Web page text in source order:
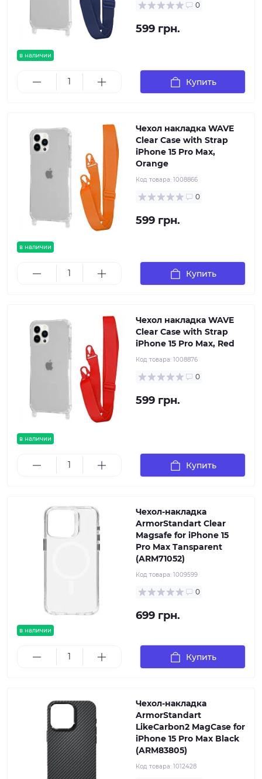
в наличии
0
599 грн.
Купить
в наличии
Чехол накладка WAVE
Clear Case with Strap
iPhone 15 Pro Max,
Orange
Код товара: 1008866
0
599 грн.
Купить
в наличии
Чехол накладка WAVE
Clear Case with Strap
iPhone 15 Pro Max, Red
Код товара: 1008876
0
599 грн.
Купить
в наличии
Чехол-накладка
ArmorStandart Clear
Magsafe for iPhone 15
Pro Max Tansparent
(ARM71052)
Код товара: 1009599
0
699 грн.
Купить
Чехол-накладка
ArmorStandart
LikeCarbon2 MagCase for
iPhone 15 Pro Max Black
(ARM83805)
Код товара: 1012428